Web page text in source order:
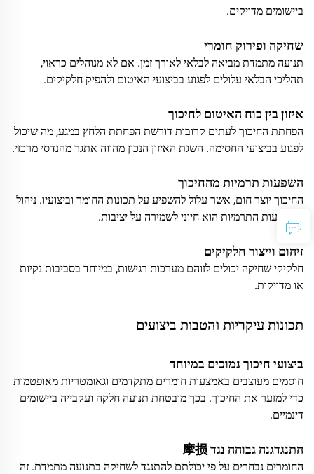
ביישומים מדויקים.
שחיקה ופירוק חומרי
תנועה מתמדת מביאה לבלאי לאורך זמן. אם לא מנוהלים כראוי,
תהליכי הבלאי עלולים לפגוע בביצועי האיטום ולהפיק חלקיקים.
איזון בין כוח האיטום לחיכוך
הפחתת החיכוך לעתים קרובות דורשת הפחתת הלחץ במגע, מה שיכול
לפגוע בביצועי החסימה. השגת האיזון הנכון מהווה אתגר מהנדסי מרכזי.
השפעות תרמיות מהחיכוך
החיכוך יוצר חום, אשר עלול להשפיע על תכונות החומר וביצועיו. ניהול
ההשפעות התרמיות הוא חיוני לשמירה על יציבות.
זיהום וייצור חלקיקים
חלקיקי שחיקה יכולים לזוהם מערכות רגישות, במיוחד בסביבות נקיות
או מדויקות.
תכונות עיקריות והטבות ביצועים
ביצועי חיכוך נמוכים במיוחד
חוסמים מעוצבים באמצעות חומרים מתקדמים וגאומטריות מאופטמות
כדי למזער את החיכוך. בכך מובטחת תנועה חלקה ועקבייה ביישומים
דינמיים.
התנגדגנה גבוהה נגד 摩损
החומרים נבחרים על פי יכולתם להתנגד לשחיקה בתנועה מתמדת. זה